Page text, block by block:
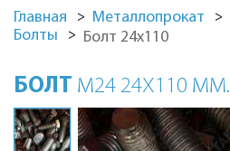
Главная Металлопрокат
Болты
Болт 24х110
БОЛТ М24 24Х110 ММ.